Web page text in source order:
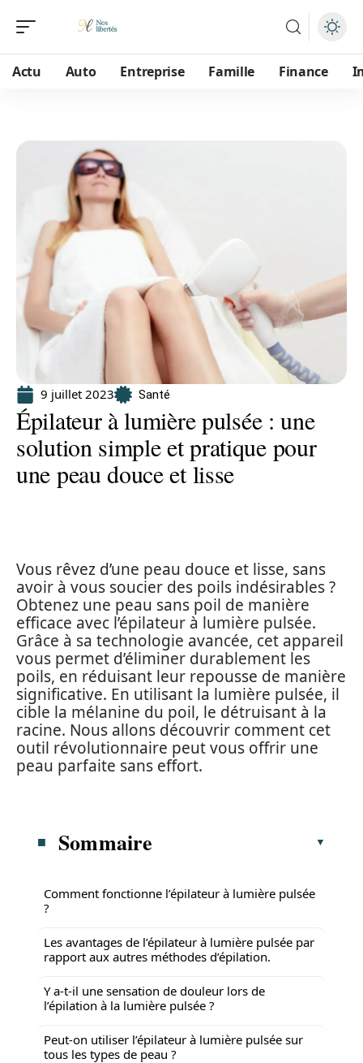
Actu Auto Entreprise Famille Finance
9 juillet 2023 Santé
Épilateur à lumière pulsée : une
solution simple et pratique pour
une peau douce et lisse
Vous rêvez d’une peau douce et lisse, sans
avoir à vous soucier des poils indésirables ?
Obtenez une peau sans poil de manière
efficace avec l’épilateur à lumière pulsée.
Grâce à sa technologie avancée, cet appareil
vous permet d’éliminer durablement les
poils, en réduisant leur repousse de manière
significative. En utilisant la lumière pulsée, il
cible la mélanine du poil, le détruisant à la
racine. Nous allons découvrir comment cet
outil révolutionnaire peut vous offrir une
peau parfaite sans effort.
Sommaire
Comment fonctionne l’épilateur à lumière pulsée
?
Les avantages de l’épilateur à lumière pulsée par
rapport aux autres méthodes d’épilation.
Y a-t-il une sensation de douleur lors de
l’épilation à la lumière pulsée ?
Peut-on utiliser l’épilateur à lumière pulsée sur
tous les types de peau ?